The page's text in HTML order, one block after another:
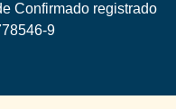
Confirmado registrado
9